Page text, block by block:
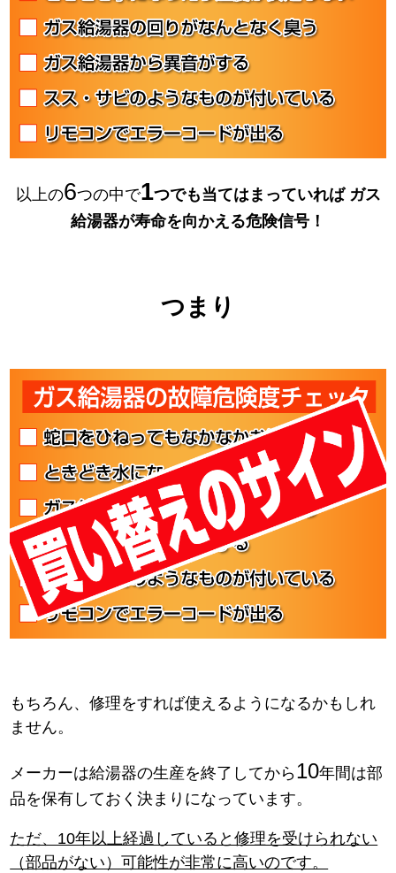
以上の6つの中で1つでも当てはまっていればガス
給湯器が寿命を向かえる危険信号！
つまり
もちろん、修理をすれば使えるようになるかもしれ
ません。
メーカーは給湯器の生産を終了してから10年間は部
品を保有しておく決まりになっています。
ただ、10年以上経過していると修理を受けられない
（部品がない）可能性が非常に高いのです。